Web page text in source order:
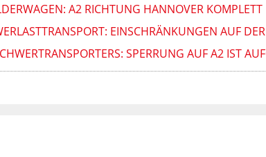
A2 RICHTUNG HANNOVER
EINSCHRÄNKUNGEN AUF
SPERRUNG AUF A2 IST